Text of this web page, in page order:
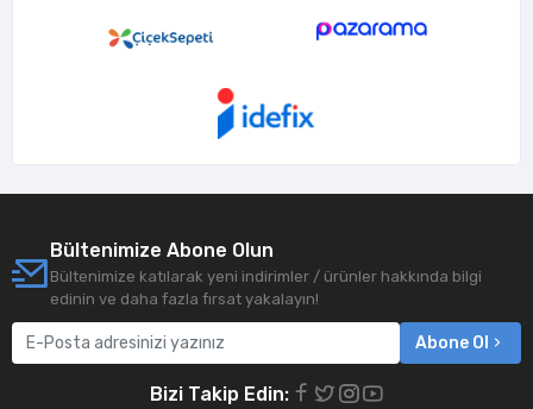
Bültenimize Abone Olun
Bültenimize katılarak yeni indirimler / ürünler hakkında bilgi
edinin ve daha fazla fırsat yakalayın!
Abone Ol
Bizi Takip Edin: